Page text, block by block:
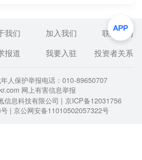
我们 加入我们
联系我们
报道 我要入驻 投资者关系
人保护举报电话：010-89650707
网上有害信息举报
信息科技有限公司 | 京ICP备12031756
| 京公网安备11010502057322号